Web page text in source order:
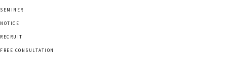
無料相談
お問い合わせ
SEMINER
NOTICE
RECRUIT
FREE CONSULTATION